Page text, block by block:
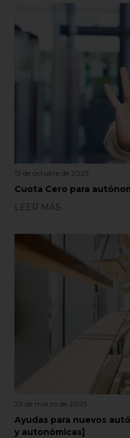
13 de octubre de 2023
Cuota Cero para
LEER MÁS
23 de marzo de 2023
Ayudas para nuevos
y autonómicas]